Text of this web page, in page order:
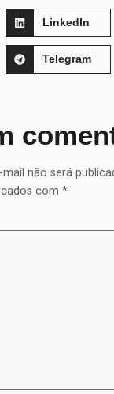
LinkedIn
Telegram
não será
com*